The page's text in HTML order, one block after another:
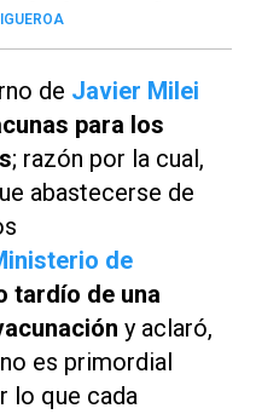
de Javier Milei
para los
; razón por la cual,
abastecerse de
de
tardío de una
y aclaró,
es primordial
lo que cada